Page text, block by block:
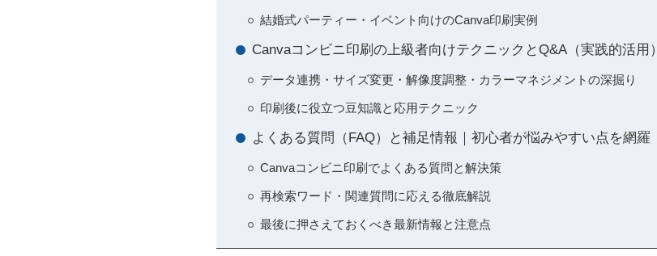
結婚式パーティー・イベント向けのCanva印刷実例
Canvaコンビニ印刷の上級者向けテクニックとQ&A（実践的活用）
データ連携・サイズ変更・解像度調整・カラーマネジメントの深掘り
印刷後に役立つ豆知識と応用テクニック
よくある質問（FAQ）と補足情報｜初心者が悩みやすい点を網羅
Canvaコンビニ印刷でよくある質問と解決策
再検索ワード・関連質問に応える徹底解説
最後に押さえておくべき最新情報と注意点